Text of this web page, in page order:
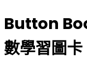
Button
數學習圖卡